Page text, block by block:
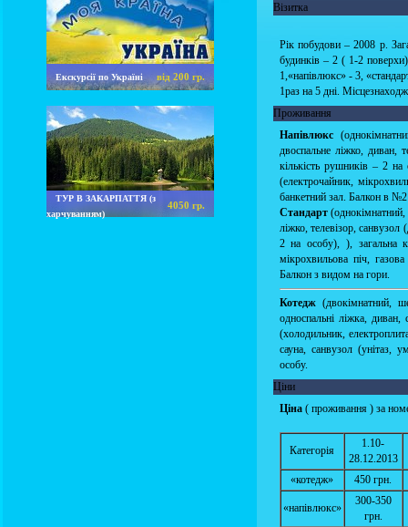
Екскурсії по Україні від 200 гр.
ТУР В ЗАКАРПАТТЯ (з
харчуванням)
4050 гр.
Візитка
Рік побудови – 2008 р.
будинків – 2 ( 1-2
1,«напівлюкс» - 3,
1раз на 5 дні.
Проживання
Напівлюкс
двоспальне ліжко, диван,
кількість рушників – 2
(електрочайник,
банкетний зал. Балкон в
Стандарт
ліжко, телевізор, санвузол
2 на особу), ), загальна
мікрохвильова піч,
Балкон з видом на гори.
Котедж (двокімнатний,
односпальні ліжка,
(холодильник,
сауна, санвузол (унітаз,
особу.
Ціни
Ціна( проживання ) за
Категорія
1.10-
28.12.2013
«котедж»
450 грн.
«напівлюкс»
300-350
грн.